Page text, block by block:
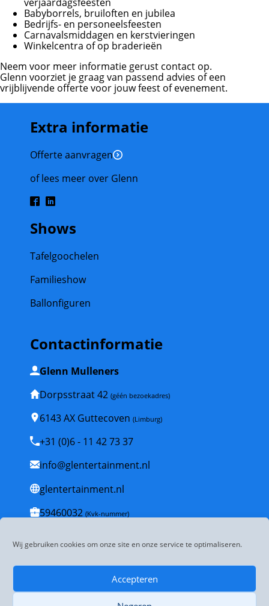
Wij gebruiken cookies om onze site en onze service te optimaliseren.
Accepteren
Babyborrels, bruiloften en jubilea
Bedrijfs- en personeelsfeesten
Carnavalsmiddagen en kerstvieringen
Winkelcentra of op braderieën
Neem voor meer informatie gerust contact op.
Glenn voorziet je graag van passend advies of een
vrijblijvende offerte voor jouw feest of evenement.
Contactinformatie
Glenn Mulleners
Dorpsstraat 42 (géén bezoekadres)
6143 AX Guttecoven (Limburg)
+31 (0)6 - 11 42 73 37
info@glentertainment.nl
glentertainment.nl
59460032 (Kvk-nummer)
Shows
Tafelgoochelen
Familieshow
Ballonfiguren
Extra informatie
Offerte aanvragen
of lees meer over Glenn
Algemene voorwaarden